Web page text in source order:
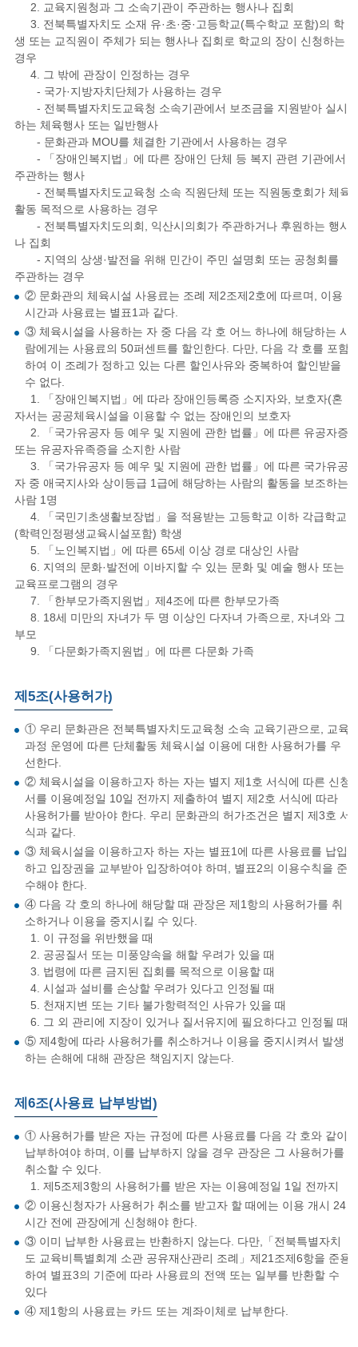
2. 교육지원청과 그 소속기관이 주관하는 행사나 집회
3. 전북특별자치도 소재 유·초·중·고등학교(특수학교 포함)의 학
생 또는 교직원이 주체가 되는 행사나 집회로 학교의 장이 신청하는
경우
4. 그 밖에 관장이 인정하는 경우
- 국가·지방자치단체가 사용하는 경우
- 전북특별자치도교육청 소속기관에서 보조금을 지원받아 실시
하는 체육행사 또는 일반행사
- 문화관과 MOU를 체결한 기관에서 사용하는 경우
- 「장애인복지법」에 따른 장애인 단체 등 복지 관련 기관에서
주관하는 행사
- 전북특별자치도교육청 소속 직원단체 또는 직원동호회가 체육
활동 목적으로 사용하는 경우
- 전북특별자치도의회, 익산시의회가 주관하거나 후원하는 행사
나 집회
- 지역의 상생·발전을 위해 민간이 주민 설명회 또는 공청회를
주관하는 경우
② 문화관의 체육시설 사용료는 조례 제2조제2호에 따르며, 이용
시간과 사용료는 별표1과 같다.
③ 체육시설을 사용하는 자 중 다음 각 호 어느 하나에 해당하는 사
람에게는 사용료의 50퍼센트를 할인한다. 다만, 다음 각 호를 포함
하여 이 조례가 정하고 있는 다른 할인사유와 중복하여 할인받을
수 없다.
1. 「장애인복지법」에 따라 장애인등록증 소지자와, 보호자(혼
자서는 공공체육시설을 이용할 수 없는 장애인의 보호자
2. 「국가유공자 등 예우 및 지원에 관한 법률」에 따른 유공자증
또는 유공자유족증을 소지한 사람
3. 「국가유공자 등 예우 및 지원에 관한 법률」에 따른 국가유공
자 중 애국지사와 상이등급 1급에 해당하는 사람의 활동을 보조하는
사람 1명
4. 「국민기초생활보장법」을 적용받는 고등학교 이하 각급학교
(학력인정평생교육시설포함) 학생
5. 「노인복지법」에 따른 65세 이상 경로 대상인 사람
6. 지역의 문화·발전에 이바지할 수 있는 문화 및 예술 행사 또는
교육프로그램의 경우
7. 「한부모가족지원법」제4조에 따른 한부모가족
8. 18세 미만의 자녀가 두 명 이상인 다자녀 가족으로, 자녀와 그
부모
9. 「다문화가족지원법」에 따른 다문화 가족
제5조(사용허가)
① 우리 문화관은 전북특별자치도교육청 소속 교육기관으로, 교육
과정 운영에 따른 단체활동 체육시설 이용에 대한 사용허가를 우
선한다.
② 체육시설을 이용하고자 하는 자는 별지 제1호 서식에 따른 신청
서를 이용예정일 10일 전까지 제출하여 별지 제2호 서식에 따라
사용허가를 받아야 한다. 우리 문화관의 허가조건은 별지 제3호 서
식과 같다.
③ 체육시설을 이용하고자 하는 자는 별표1에 따른 사용료를 납입
하고 입장권을 교부받아 입장하여야 하며, 별표2의 이용수칙을 준
수해야 한다.
④ 다음 각 호의 하나에 해당할 때 관장은 제1항의 사용허가를 취
소하거나 이용을 중지시킬 수 있다.
1. 이 규정을 위반했을 때
2. 공공질서 또는 미풍양속을 해할 우려가 있을 때
3. 법령에 따른 금지된 집회를 목적으로 이용할 때
4. 시설과 설비를 손상할 우려가 있다고 인정될 때
5. 천재지변 또는 기타 불가항력적인 사유가 있을 때
6. 그 외 관리에 지장이 있거나 질서유지에 필요하다고 인정될 때
⑤ 제4항에 따라 사용허가를 취소하거나 이용을 중지시켜서 발생
하는 손해에 대해 관장은 책임지지 않는다.
제6조(사용료 납부방법)
① 사용허가를 받은 자는 규정에 따른 사용료를 다음 각 호와 같이
납부하여야 하며, 이를 납부하지 않을 경우 관장은 그 사용허가를
취소할 수 있다.
1. 제5조제3항의 사용허가를 받은 자는 이용예정일 1일 전까지
② 이용신청자가 사용허가 취소를 받고자 할 때에는 이용 개시 24
시간 전에 관장에게 신청해야 한다.
③ 이미 납부한 사용료는 반환하지 않는다. 다만,「전북특별자치
도 교육비특별회계 소관 공유재산관리 조례」제21조제6항을 준용
하여 별표3의 기준에 따라 사용료의 전액 또는 일부를 반환할 수
있다
④ 제1항의 사용료는 카드 또는 계좌이체로 납부한다.